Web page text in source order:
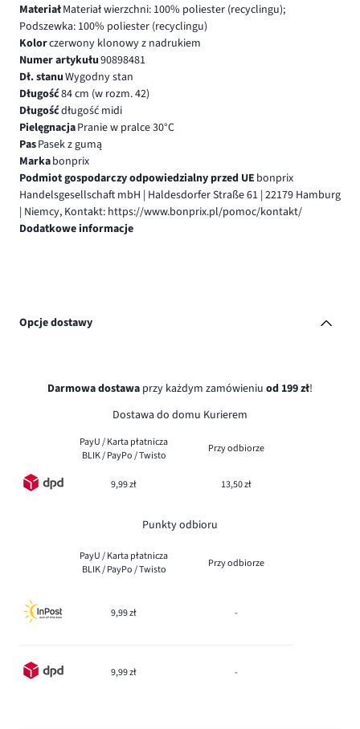
MateriałMateriał wierzchni: 100% poliester (recyclingu);
Podszewka: 100% poliester (recyclingu)
Kolorczerwony klonowy z nadrukiem
Numer artykułu90898481
Dł. stanuWygodny stan
Długość84 cm (w rozm. 42)
Długośćdługość midi
PielęgnacjaPranie w pralce 30°C
PasPasek z gumą
Markabonprix
Podmiot gospodarczy odpowiedzialny przed UE bonprix
Handelsgesellschaft mbH | Haldesdorfer Straße 61 | 22179 Hamburg
| Niemcy, Kontakt: https://www.bonprix.pl/pomoc/kontakt/
Dodatkowe informacje
Opcje dostawy
Darmowa dostawa przy każdym zamówieniu od 199 zł!
Dostawa do domu Kurierem
PayU / Karta płatnicza
BLIK / PayPo / Twisto
Przy odbiorze
9,99 zł 13,50 zł
Punkty odbioru
PayU / Karta płatnicza
BLIK / PayPo / Twisto
Przy odbiorze
9,99 zł -
9,99 zł -